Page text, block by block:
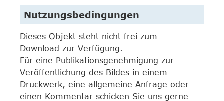
Nutzungsbedingungen
Dieses Objekt steht nicht frei zum
Download zur Verfügung.
Für eine Publikationsgenehmigung zur
Veröffentlichung des Bildes in einem
Druckwerk, eine allgemeine Anfrage oder
einen Kommentar schicken Sie uns gerne